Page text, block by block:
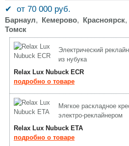
✔ от 70 000 руб.
Барнаул, Кемерово, Красноярск,
Томск
Электрический
из нубука
Relax Lux Nubuck ECR
подробно о товаре
Мягкое раскладное
электро-реклайнером
Relax Lux Nubuck ETA
подробно о товаре